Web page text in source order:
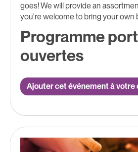
goes! We will provide an
you're welcome to bring your own
Programme
ouvertes
Ajouter cet événement à votre